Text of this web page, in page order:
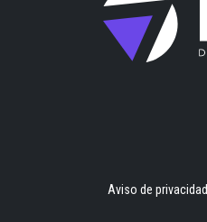
Aviso de privacidad